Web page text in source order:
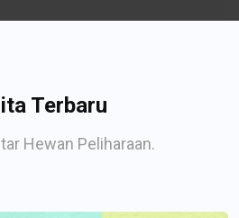
Terbaru
Hewan Peliharaan.